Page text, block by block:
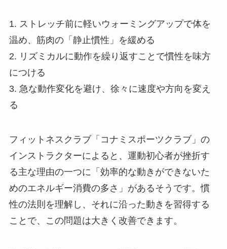
1. ストレッチ前に軽いウォーミングアップで体を
温め、筋肉の「静止慣性」を緩める
2. リズミカルに動作を繰り返すことで慣性を味方
につける
3. 急な動作変化を避け、徐々に速度や方向を変え
る
フィットネスクラブ「コナミスポーツクラブ」の
インストラクターによると、運動初心者が挫折す
る主な理由の一つに「効率的な動きができないた
めのエネルギー消費の多さ」があるそうです。慣
性の法則を理解し、それに沿った動きを習得する
ことで、この問題は大きく改善できます。